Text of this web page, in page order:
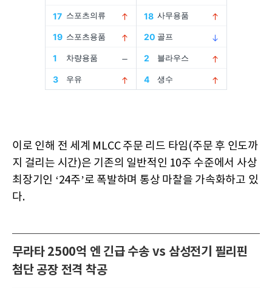
이로 인해 전 세계 MLCC 주문 리드 타임(주문 후 인도까
지 걸리는 시간)은 기존의 일반적인 10주 수준에서 사상
최장기인 ‘24주’로 폭발하며 통상 마찰을 가속화하고 있
다.
무라타 2500억 엔 긴급 수송 vs 삼성전기 필리핀
첨단 공장 전격 착공